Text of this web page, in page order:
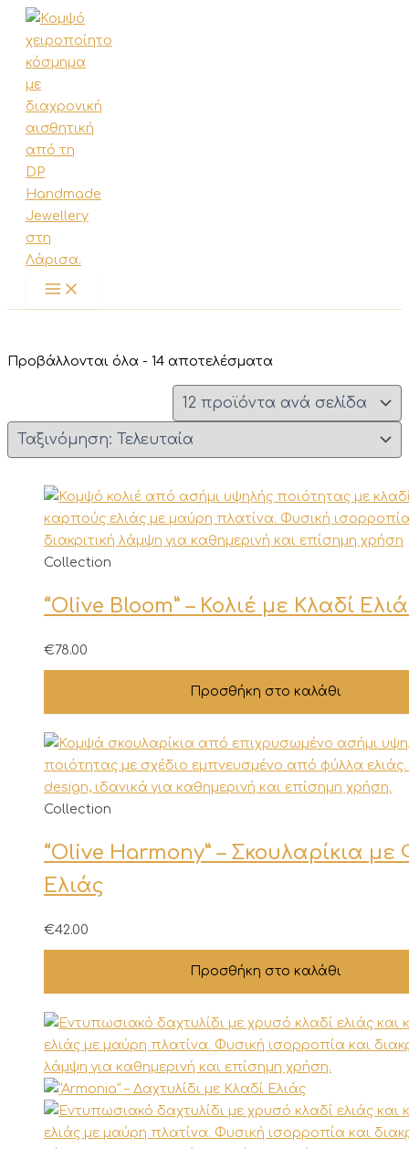
Μετάβαση
στο
περιεχόμενο
Προβάλλονται όλα - 14 αποτελέσματα
by
latest
Collection
“Olive Bloom” – Κολιέ με Κλαδί
€78.00
Προσθήκη στο καλάθι
Collection
“Olive Harmony” – Σκουλαρίκια
Ελιάς
€42.00
Προσθήκη στο καλάθι